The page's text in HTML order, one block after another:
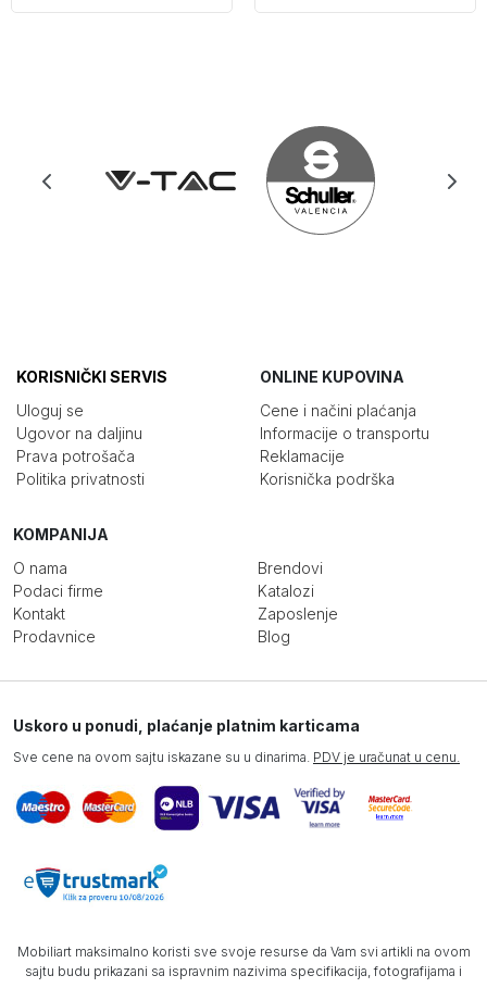
KORISNIČKI SERVIS
Uloguj se
Ugovor na daljinu
Prava potrošača
Politika privatnosti
ONLINE KUPOVINA
Cene i načini plaćanja
Informacije o transportu
Reklamacije
Korisnička podrška
KOMPANIJA
O nama
Podaci firme
Kontakt
Prodavnice
Brendovi
Katalozi
Zaposlenje
Blog
Uskoro u ponudi, plaćanje platnim karticama
Sve cene na ovom sajtu iskazane su u dinarima. PDV je uračunat u cenu.
Mobiliart maksimalno koristi sve svoje resurse da Vam svi artikli na ovom
sajtu budu prikazani sa ispravnim nazivima specifikacija, fotografijama i